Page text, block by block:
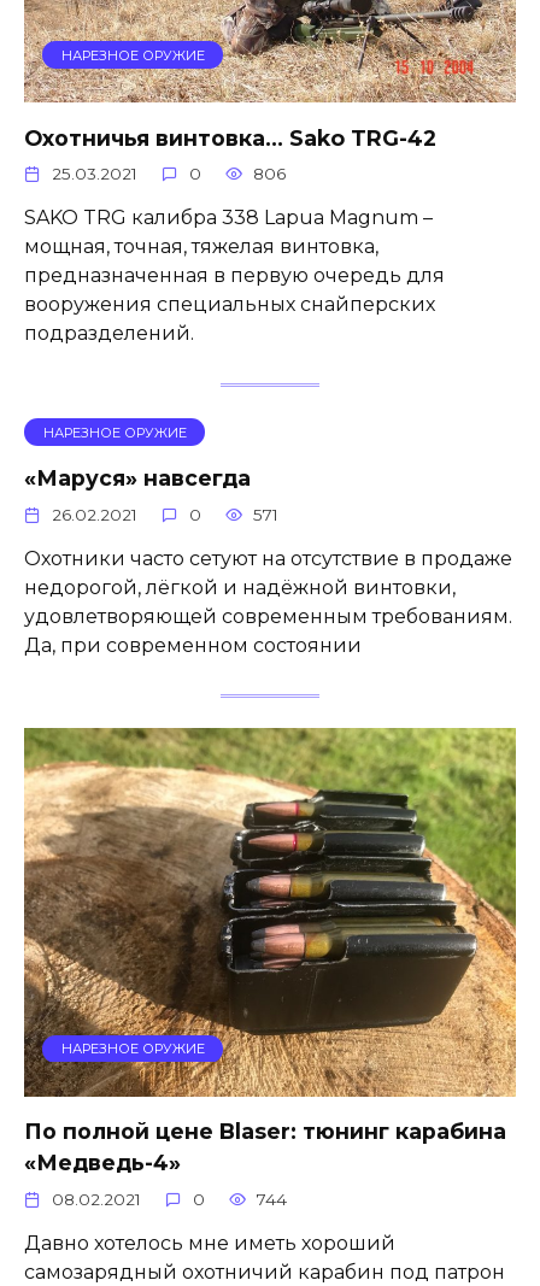
НАРЕЗНОЕ ОРУЖИЕ
Охотничья винтовка… Sako TRG-42
25.03.2021 0 806
SAKO TRG калибра 338 Lapua Magnum –
мощная, точная, тяжелая винтовка,
предназначенная в первую очередь для
вооружения специальных снайперских
подразделений.
НАРЕЗНОЕ ОРУЖИЕ
«Маруся» навсегда
26.02.2021 0 571
Охотники часто сетуют на отсутствие в продаже
недорогой, лёгкой и надёжной винтовки,
удовлетворяющей современным требованиям.
Да, при современном состоянии
НАРЕЗНОЕ ОРУЖИЕ
По полной цене Blaser: тюнинг карабина
«Медведь-4»
08.02.2021 0 744
Давно хотелось мне иметь хороший
самозарядный охотничий карабин под патрон